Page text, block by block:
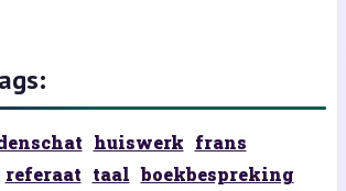
huiswerk frans
referaat taal boekbespreking